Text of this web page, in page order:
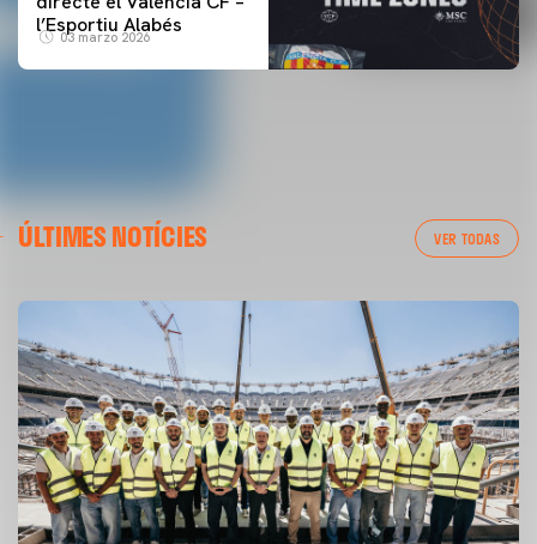
l’Esportiu Alabés
03 marzo 2026
ÚLTIMES NOTÍCIES VER TODAS